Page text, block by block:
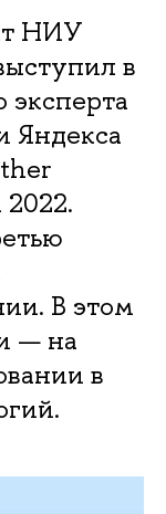
НИУ
в
эксперта
Яндекса
В этом
— на
в